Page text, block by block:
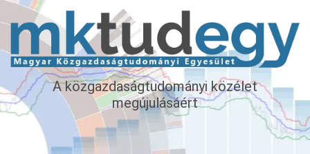
A közgazdaságtudományi közélet
megújulásáért